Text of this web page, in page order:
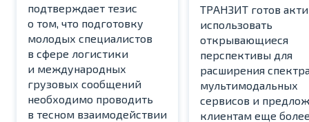
подтверждает тезис
о том, что подготовку
молодых специалистов
в сфере логистики
и международных
грузовых сообщений
необходимо проводить
в тесном взаимодействии
TРАНЗИТ готов
использовать
открывающиеся
перспективы для
расширения
мультимодальных
сервисов и
клиентам еще